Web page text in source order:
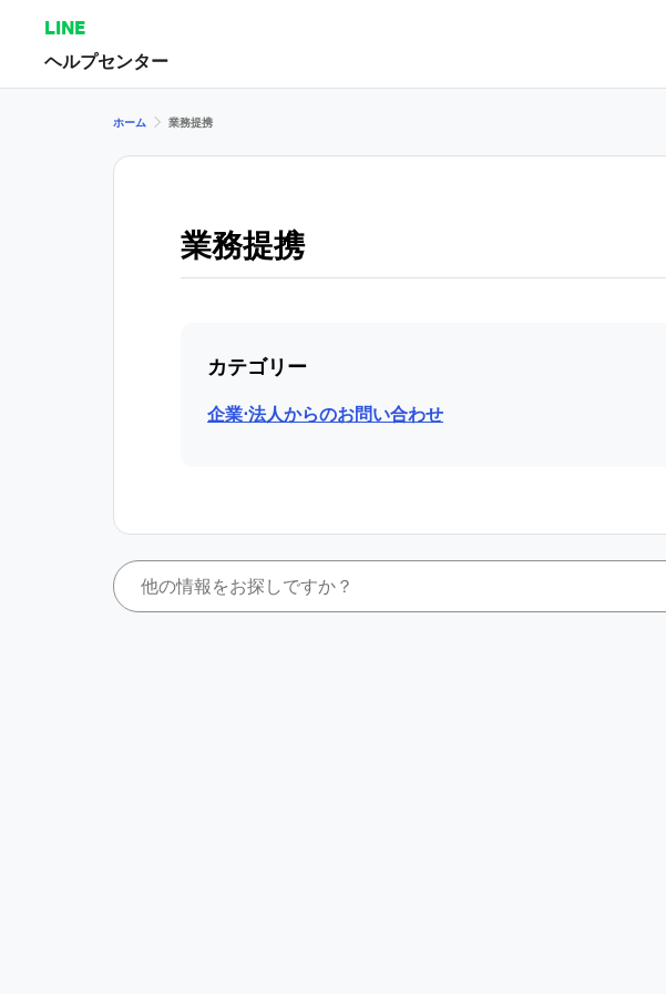
LINE
ヘルプセンター
ホーム 業務提携
業務提携
カテゴリー
企業⋅法人からのお問い合わせ